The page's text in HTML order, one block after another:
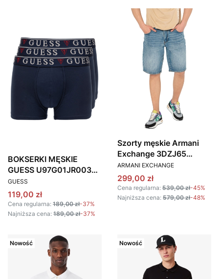
BOKSERKI MĘSKIE
GUESS U97G01JR003
GRANATOWE 3 PACK
PRODUCENT
GUESS
Cena promocyjna
119,00 zł
Cena regularna: 189,00 zł-37%
Najniższa cena: 189,00 zł-37%
Szorty męskie Armani
Exchange 3DZJ65
Z1XLZ niebieski
PRODUCENT
ARMANI EXCHANGE
Cena promocyjna
299,00 zł
Cena regularna: 539,00 zł-45%
Najniższa cena: 579,00 zł-48%
Nowość Nowość